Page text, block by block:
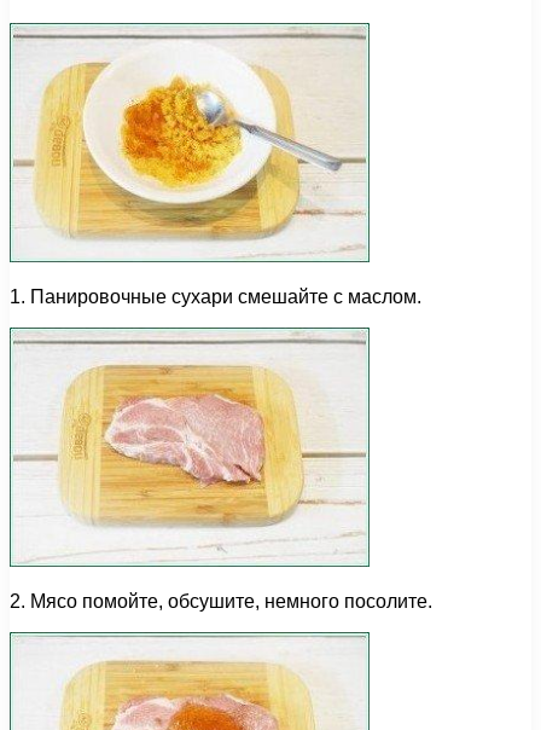
1. Панировочные сухари смешайте с маслом.
2. Мясо помойте, обсушите, немного посолите.